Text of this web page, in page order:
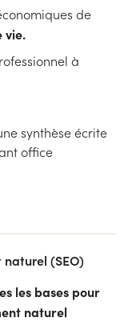
de
vie.
à
synthèse écrite
office
(SEO)
les bases pour
naturel